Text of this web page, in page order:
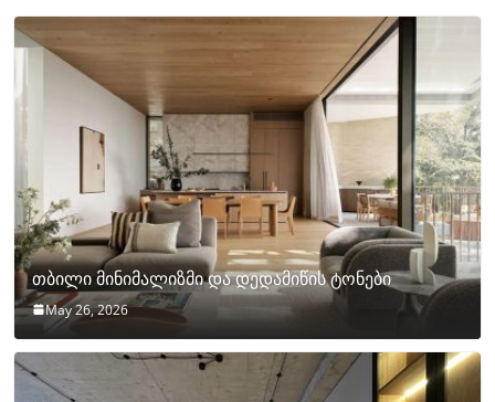
თბილი მინიმალიზმი და დედამიწის ტონები
May 26, 2026